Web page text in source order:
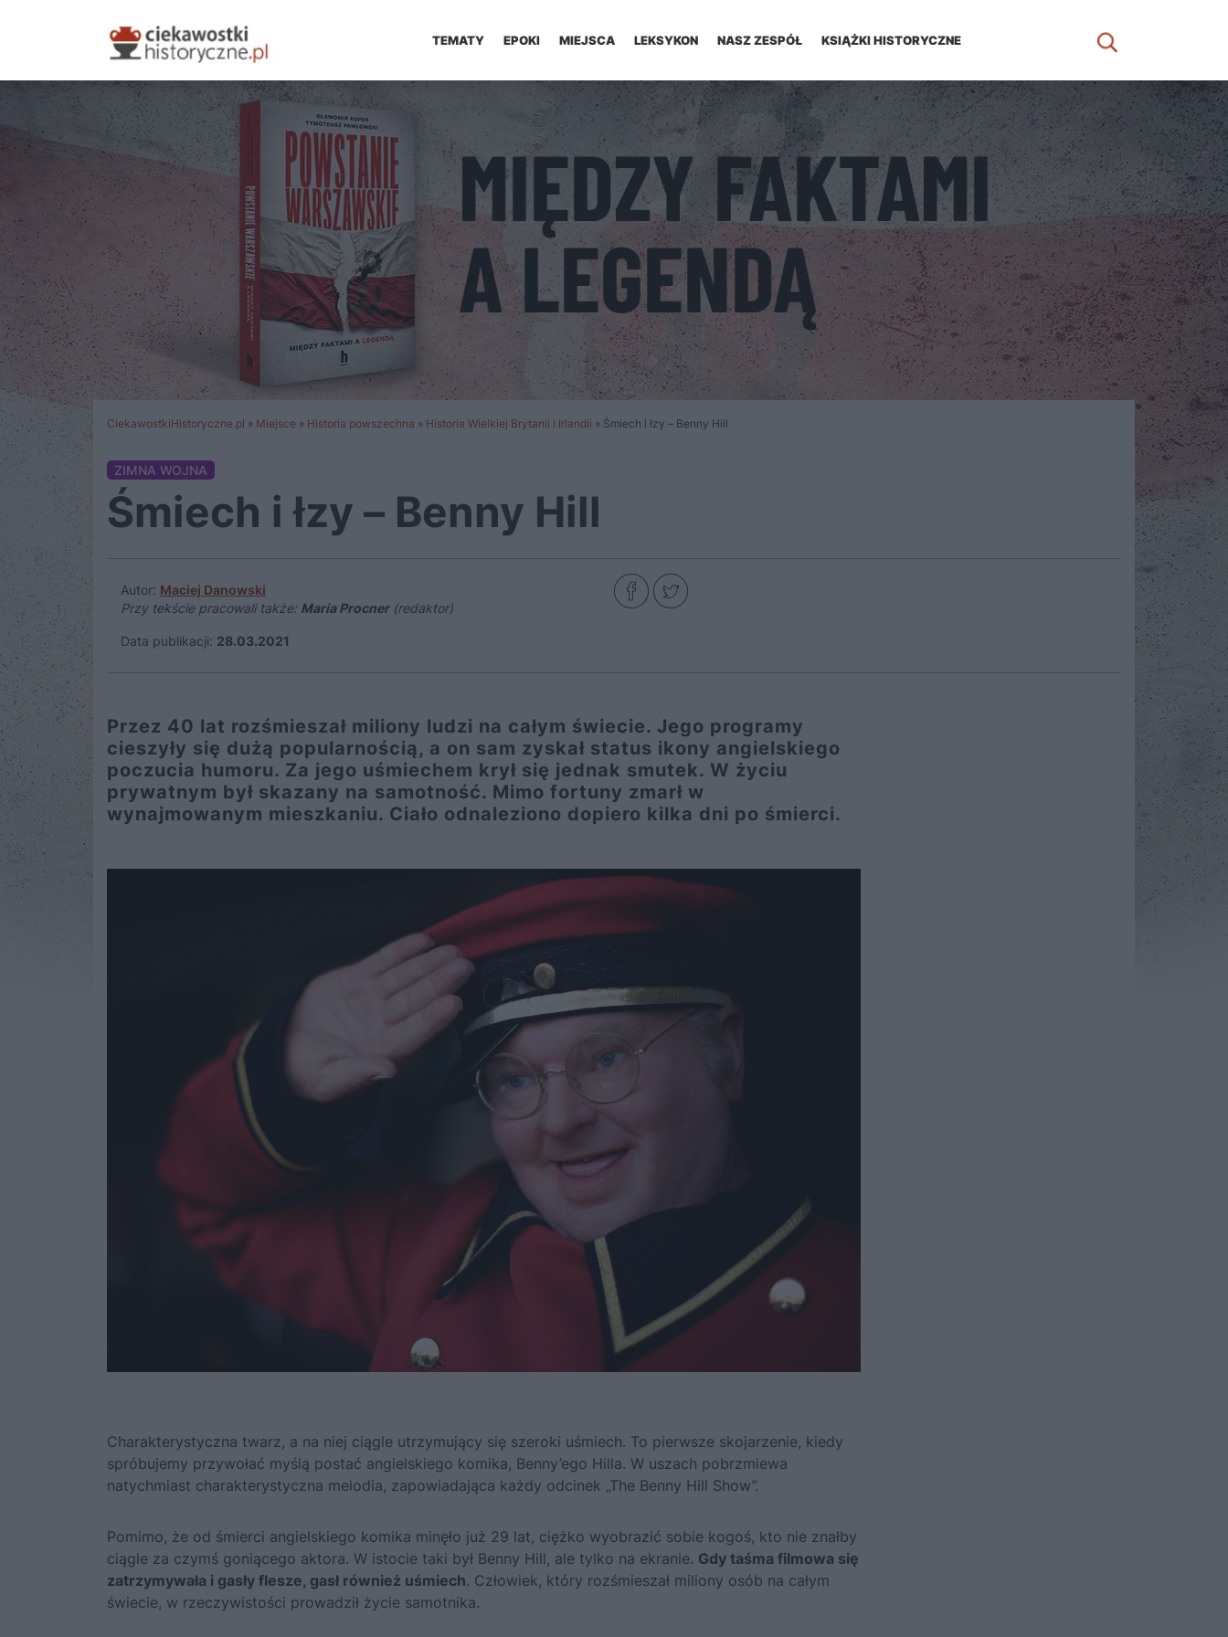
TEMATY EPOKI MIEJSCA LEKSYKON NASZ ZESPÓŁ KSIĄŻKI HISTORYCZNE
CiekawostkiHistoryczne.pl » Miejsce » Historia powszechna » Historia Wielkiej Brytanii i Irlandii » Śmiech i łzy – Benny Hill
ZIMNA WOJNA
Śmiech i łzy – Benny Hill
Autor: Maciej Danowski
Przy tekście pracowali także: Maria Procner(redaktor)
Data publikacji: 28.03.2021
Przez 40 lat rozśmieszał miliony ludzi na całym świecie. Jego programy
cieszyły się dużą popularnością, a on sam zyskał status ikony angielskiego
poczucia humoru. Za jego uśmiechem krył się jednak smutek. W życiu
prywatnym był skazany na samotność. Mimo fortuny zmarł w
wynajmowanym mieszkaniu. Ciało odnaleziono dopiero kilka dni po śmierci.
Charakterystyczna twarz, a na niej ciągle utrzymujący się szeroki uśmiech. To pierwsze skojarzenie, kiedy
spróbujemy przywołać myślą postać angielskiego komika, Benny’ego Hilla. W uszach pobrzmiewa
natychmiast charakterystyczna melodia, zapowiadająca każdy odcinek „The Benny Hill Show”.
Pomimo, że od śmierci angielskiego komika minęło już 29 lat, ciężko wyobrazić sobie kogoś, kto nie znałby
ciągle za czymś goniącego aktora. W istocie taki był Benny Hill, ale tylko na ekranie. Gdy taśma filmowa się
zatrzymywała i gasły flesze, gasł również uśmiech. Człowiek, który rozśmieszał miliony osób na całym
świecie, w rzeczywistości prowadził życie samotnika.